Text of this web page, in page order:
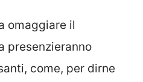
omaggiare il
presenzieranno
come, per dirne